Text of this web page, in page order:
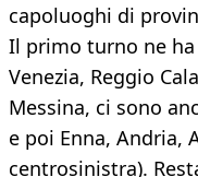
capoluoghi di
Il primo turno ne
Venezia, Reggio
Messina, ci sono
e poi Enna, Andria,
centrosinistra).